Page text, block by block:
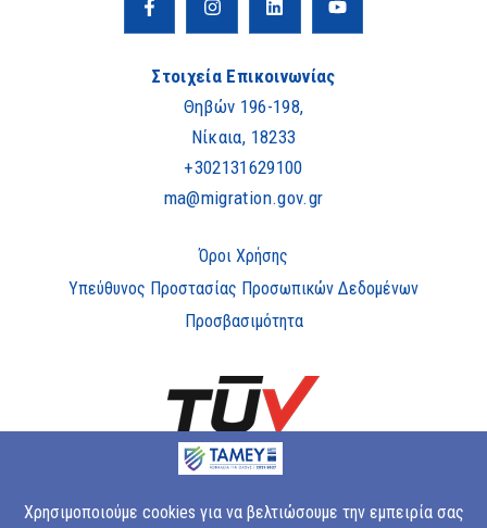
Στοιχεία Επικοινωνίας
Θηβών 196-198,
Νίκαια, 18233
+302131629100
ma@migration.gov.gr
Όροι Χρήσης
Υπεύθυνος Προστασίας Προσωπικών Δεδομένων
Προσβασιμότητα